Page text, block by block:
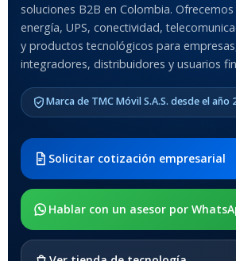
Anti-
2021
Galaxy
x205
soluciones B2B en Colombia.
energía, UPS, conectividad,
y productos tecnológicos para
integradores, distribuidores y usuarios
Marca de TMC Móvil S.A.S. desde el año
Solicitar cotización empresarial
Hablar con un asesor por